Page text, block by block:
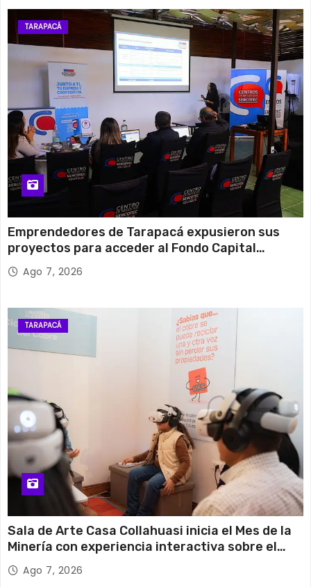
TARAPACÁ
Emprendedores de Tarapacá expusieron sus
proyectos para acceder al Fondo Capital
Semilla de SERCOTEC
Ago 7, 2026
TARAPACÁ
Sala de Arte Casa Collahuasi inicia el Mes de la
Minería con experiencia interactiva sobre el
cobreAgo 7, 2026